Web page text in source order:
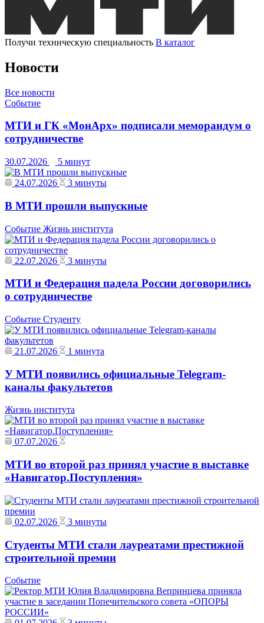
Получи техническую специальность В каталог
Новости
Все новости
Событие
МТИ и ГК «МонАрх» подписали меморандум о
сотрудничестве
30.07.2026 5 минут
24.07.2026 3 минуты
В МТИ прошли выпускные
Событие Жизнь института
22.07.2026 3 минуты
МТИ и Федерация падела России договорились
о сотрудничестве
Событие Студенту
21.07.2026 1 минута
У МТИ появились официальные Telegram-
каналы факультетов
Жизнь института
07.07.2026
МТИ во второй раз принял участие в выставке
«Навигатор.Поступления»
02.07.2026 3 минуты
Студенты МТИ стали лауреатами престижной
строительной премии
Событие